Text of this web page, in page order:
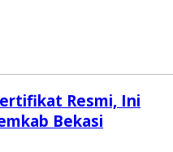
Resmi, Ini
Bekasi